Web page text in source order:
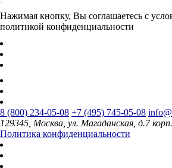
Нажимая кнопку, Вы соглашаетесь с
политикой конфиденциальности
8 (800) 234-05-08 +7 (495) 745-05-08
129345, Москва, ул. Магаданская, д.7
Политика конфиденциальности